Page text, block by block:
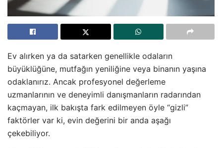
Ev alırken ya da satarken genellikle odaların
büyüklüğüne, mutfağın yeniliğine veya binanın yaşına
odaklanırız. Ancak profesyonel değerleme
uzmanlarının ve deneyimli danışmanların radarından
kaçmayan, ilk bakışta fark edilmeyen öyle “gizli”
faktörler var ki, evin değerini bir anda aşağı
çekebiliyor.